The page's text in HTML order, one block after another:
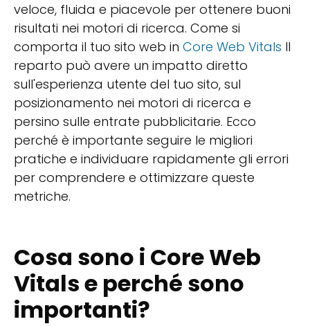
veloce, fluida e piacevole per ottenere buoni
risultati nei motori di ricerca. Come si
comporta il tuo sito web in Core Web Vitals Il
reparto può avere un impatto diretto
sull'esperienza utente del tuo sito, sul
posizionamento nei motori di ricerca e
persino sulle entrate pubblicitarie. Ecco
perché è importante seguire le migliori
pratiche e individuare rapidamente gli errori
per comprendere e ottimizzare queste
metriche.
Cosa sono i Core Web
Vitals e perché sono
importanti?